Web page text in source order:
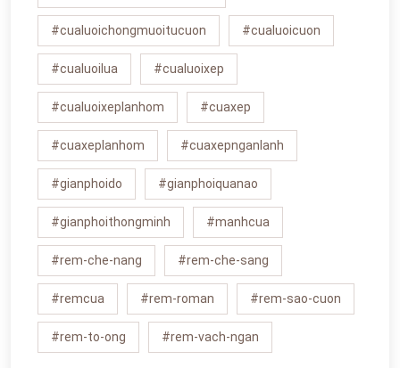
#cualuoichongmuoitucuon #cualuoicuon
#cualuoilua #cualuoixep
#cualuoixeplanhom #cuaxep
#cuaxeplanhom #cuaxepnganlanh
#gianphoido #gianphoiquanao
#gianphoithongminh #manhcua
#rem-che-nang #rem-che-sang
#remcua #rem-roman #rem-sao-cuon
#rem-to-ong #rem-vach-ngan